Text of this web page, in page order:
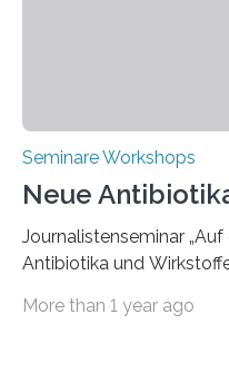
Seminare Workshops
Neue
Journalistenseminar
Antibiotika und
2024. Eine zunehmende
More than 1 year ago